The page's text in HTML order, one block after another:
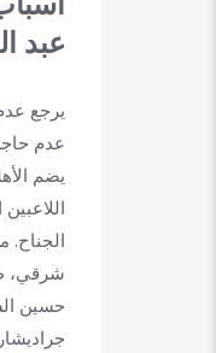
عبد
يرجع
عدم
يضم
شرقي،
حسين